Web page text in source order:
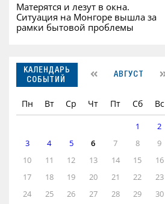
Матерятся и лезут в окна.
Ситуация на Монгоре вышла за
рамки бытовой проблемы
КАЛЕНДАРЬ
СОБЫТИЙ
АВГУСТ
Пн Вт Ср Чт Пт Сб Вс
1
2
3
4 5 6 7 8
9
10
11 12 13 14 15
16
17
18 19 20 21 22
23
24
25 26 27 28 29 30